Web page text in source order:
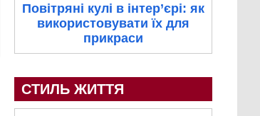
Повітряні кулі в інтер’єрі: як
використовувати їх для
прикраси
СТИЛЬ ЖИТТЯ